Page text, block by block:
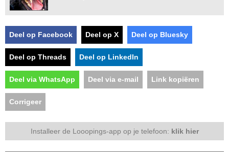
Deel op Facebook Deel op X Deel op Bluesky
Deel op Threads Deel op LinkedIn
Deel via WhatsApp Deel via e-mail Link kopiëren
Corrigeer
Installeer de Looopings-app op je telefoon: klik hier